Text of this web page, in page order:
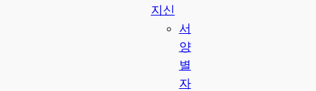
지신
서
양
별
자